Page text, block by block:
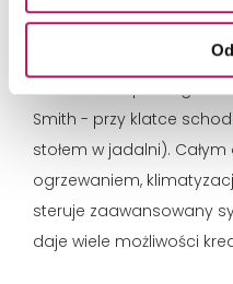
W tym celu
klimatyczne oświetlenie,
Smith - przy klatce
stołem w jadalni).
ogrzewaniem,
steruje zaawansowany
daje wiele możliwości